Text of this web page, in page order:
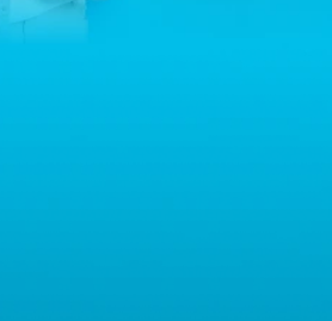
PL5223059837 („Administrator”). W